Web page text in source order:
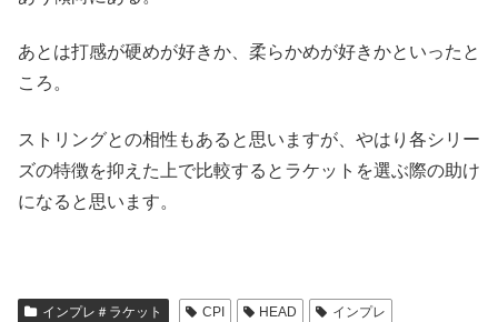
あとは打感が硬めが好きか、柔らかめが好きかといったと
ころ。
ストリングとの相性もあると思いますが、やはり各シリー
ズの特徴を抑えた上で比較するとラケットを選ぶ際の助け
になると思います。
インプレ＃ラケット CPI HEAD
インプレ